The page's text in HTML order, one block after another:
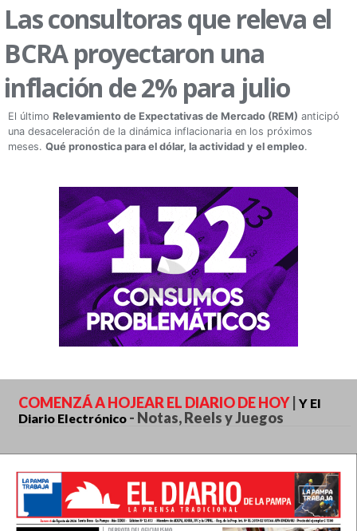
Las consultoras que releva el
BCRA proyectaron una
inflación de 2% para julio
El último Relevamiento de Expectativas de Mercado (REM) anticipó
una desaceleración de la dinámica inflacionaria en los próximos
meses. Qué pronostica para el dólar, la actividad y el empleo.
COMENZÁ A HOJEAR EL DIARIO DE HOY| Y El
Diario Electrónico - Notas, Reels y Juegos